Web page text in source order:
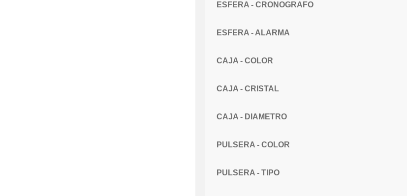
ESFERA - CRONOGRAFO
ESFERA - ALARMA
CAJA - COLOR
CAJA - CRISTAL
CAJA - DIAMETRO
PULSERA - COLOR
PULSERA - TIPO